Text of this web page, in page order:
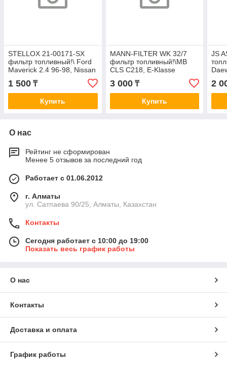
STELLOX 21-00171-SX
фильтр топливный!\ Ford
Maverick 2.4 96-98, Nissan
Almera1.4-2.0 95>
1 500 ₸
Купить
MANN-FILTER WK 32/7
фильтр топливный!\MB
CLS C218, E-Klasse
W/S212, GL X166, M-
Klasse W166
3 000₸
Купить
JS
1.4-
2
О нас
Рейтинг не сформирован
Менее 5 отзывов за последний год
Работает с 01.06.2012
г. Алматы
ул. Сатпаева 90/25, Алматы, Казахстан
Контакты
Сегодня работает с 10:00 до 19:00
Показать весь график работы
О нас
Контакты
Доставка и оплата
График работы